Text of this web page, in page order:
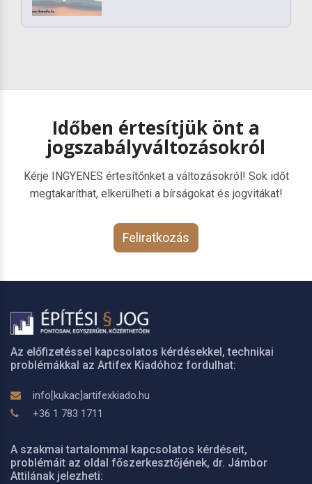
Időben értesítjük önt a
jogszabályváltozásokról
Kérje INGYENES értesítőnket a változásokról! Sok időt
megtakaríthat, elkerülheti a bírságokat és jogvitákat!
Feliratkozás
Az előfizetéssel kapcsolatos kérdésekkel, technikai
problémákkal az Artifex Kiadóhoz fordulhat:
info[kukac]artifexkiado.hu
+36 1 783 1711
A szakmai tartalommal kapcsolatos kérdéseit,
problémáit az oldal főszerkesztőjének, dr. Jámbor
Attilának jelezheti: